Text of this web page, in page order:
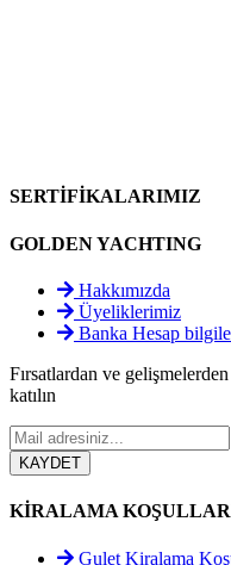
SERTİFİKALARIMIZ
GOLDEN YACHTING
Hakkımızda
Üyeliklerimiz
Banka Hesap
Fırsatlardan ve
katılın
KİRALAMA
Gulet Kiralama